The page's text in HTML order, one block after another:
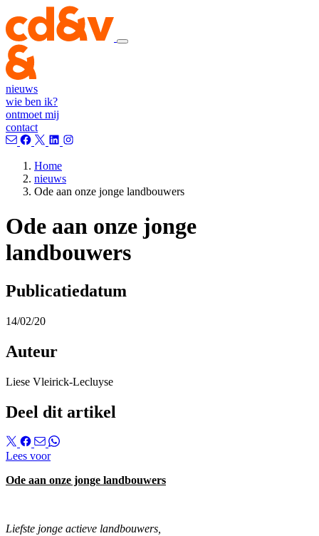
nieuws
wie ben ik?
ontmoet mij
contact
Home
nieuws
Ode aan onze jonge landbouwers
Ode aan onze jonge
landbouwers
Publicatiedatum
14/02/20
Auteur
Liese Vleirick-Lecluyse
Deel dit artikel
Lees voor
Ode aan onze jonge landbouwers
Liefste jonge actieve landbouwers,